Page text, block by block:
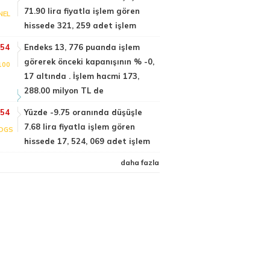
71.90 lira fiyatla işlem gören
hissede 321, 259 adet işlem
Endeks 13, 776 puanda işlem
görerek önceki kapanışının % -0,
17 altında . İşlem hacmi 173,
288.00 milyon TL de
Yüzde -9.75 oranında düşüşle
7.68 lira fiyatla işlem gören
hissede 17, 524, 069 adet işlem
daha fazla